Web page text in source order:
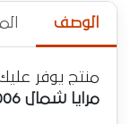
الوصف
منتج يوفر
مرايا شمال 2006 شيفروليه افيو